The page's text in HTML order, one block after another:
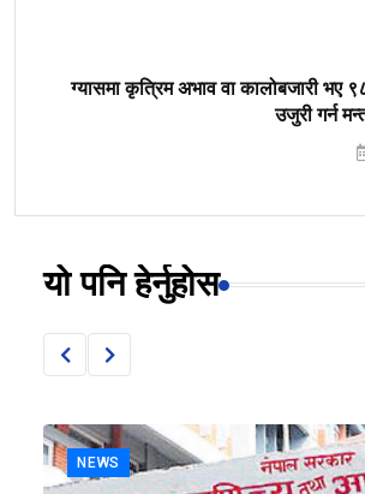
ग्यासमा कृत्रिम अभाव वा कालोबजारी भए
उजुरी गर्न
यो पनि हेर्नुहोस
NEWS